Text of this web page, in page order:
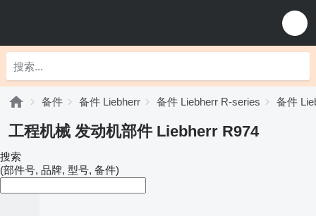
备件 备件 Liebherr 备件 Liebherr R-series 备件
工程机械 发动机部件 Liebherr R974
搜索
(部件号, 品牌, 型号, 备件)